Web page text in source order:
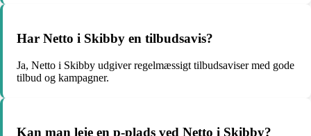
Har Netto i Skibby en tilbudsavis?
Ja, Netto i Skibby udgiver regelmæssigt tilbudsaviser med gode
tilbud og kampagner.
Kan man leje en p-plads ved Netto i Skibby?